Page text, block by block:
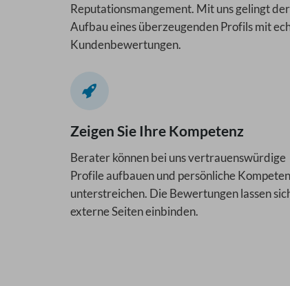
Reputationsmangement. Mit uns gelingt der
Aufbau eines überzeugenden Profils mit
Kundenbewertungen.
Zeigen Sie Ihre Kompetenz
Berater können bei uns vertrauenswürdige
Profile aufbauen und persönliche
unterstreichen. Die Bewertungen lassen
externe Seiten einbinden.